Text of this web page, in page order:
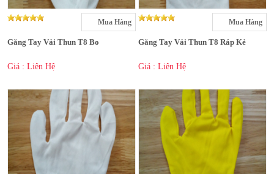
Mua Hàng
Găng Tay Vải Thun T8 Bo
Giá : Liên Hệ
Mua Hàng
Găng Tay Vải Thun T8 Ráp Kẻ
Giá : Liên Hệ